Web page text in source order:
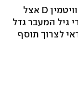
"רמת הוויטמין D אצל
גיל המעבר גדל
לצרוך תוסף